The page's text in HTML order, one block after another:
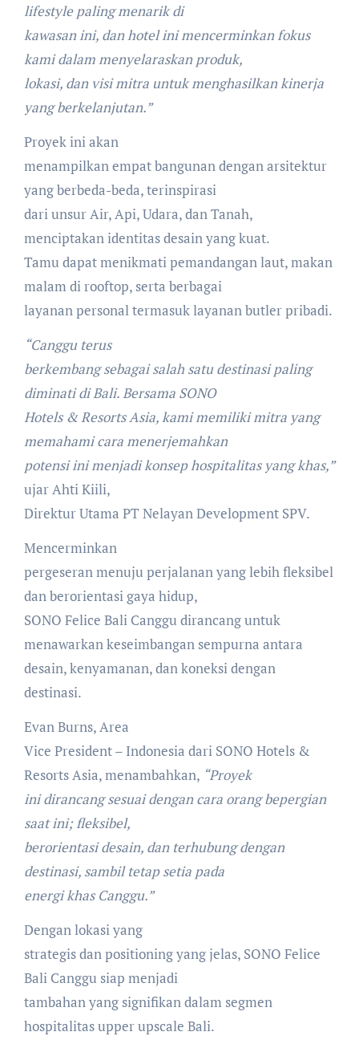
lifestyle paling menarik di
kawasan ini, dan hotel ini mencerminkan fokus
kami dalam menyelaraskan produk,
lokasi, dan visi mitra untuk menghasilkan kinerja
yang berkelanjutan.”
Proyek ini akan
menampilkan empat bangunan dengan arsitektur
yang berbeda-beda, terinspirasi
dari unsur Air, Api, Udara, dan Tanah,
menciptakan identitas desain yang kuat.
Tamu dapat menikmati pemandangan laut, makan
malam di rooftop, serta berbagai
layanan personal termasuk layanan butler pribadi.
“Canggu terus
berkembang sebagai salah satu destinasi paling
diminati di Bali. Bersama SONO
Hotels & Resorts Asia, kami memiliki mitra yang
memahami cara menerjemahkan
potensi ini menjadi konsep hospitalitas yang khas,”
ujar Ahti Kiili,
Direktur Utama PT Nelayan Development SPV.
Mencerminkan
pergeseran menuju perjalanan yang lebih fleksibel
dan berorientasi gaya hidup,
SONO Felice Bali Canggu dirancang untuk
menawarkan keseimbangan sempurna antara
desain, kenyamanan, dan koneksi dengan
destinasi.
Evan Burns, Area
Vice President – Indonesia dari SONO Hotels &
Resorts Asia, menambahkan, “Proyek
ini dirancang sesuai dengan cara orang bepergian
saat ini; fleksibel,
berorientasi desain, dan terhubung dengan
destinasi, sambil tetap setia pada
energi khas Canggu.”
Dengan lokasi yang
strategis dan positioning yang jelas, SONO Felice
Bali Canggu siap menjadi
tambahan yang signifikan dalam segmen
hospitalitas upper upscale Bali.